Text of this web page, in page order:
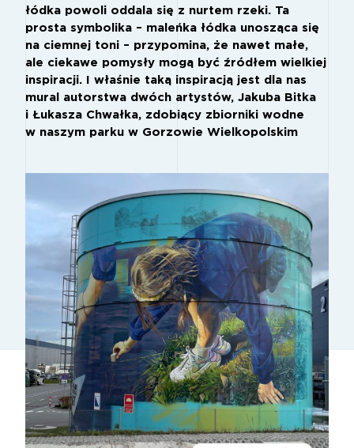
łódka powoli oddala się z nurtem rzeki. Ta
prosta symbolika – maleńka łódka unosząca się
na ciemnej toni – przypomina, że nawet małe,
ale ciekawe pomysły mogą być źródłem wielkiej
inspiracji. I właśnie taką inspiracją jest dla nas
mural autorstwa dwóch artystów, Jakuba Bitka
i Łukasza Chwałka, zdobiący zbiorniki wodne
w naszym parku w Gorzowie Wielkopolskim